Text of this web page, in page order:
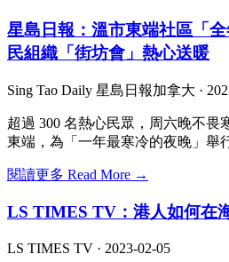
星島日報：溫市東端社區「
民組織「街坊會」熱心送暖
Sing Tao Daily 星島日報加拿大 ·
超過 300 名熱心民眾，周六晚不畏
東端，為「一年最寒冷的夜晚」舉
閱讀更多 Read More →
LS TIMES TV：港人如何在
LS TIMES TV · 2023-02-05